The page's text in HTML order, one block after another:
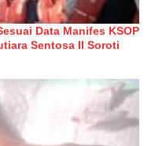
Data Manifes KSOP
Sentosa II Soroti